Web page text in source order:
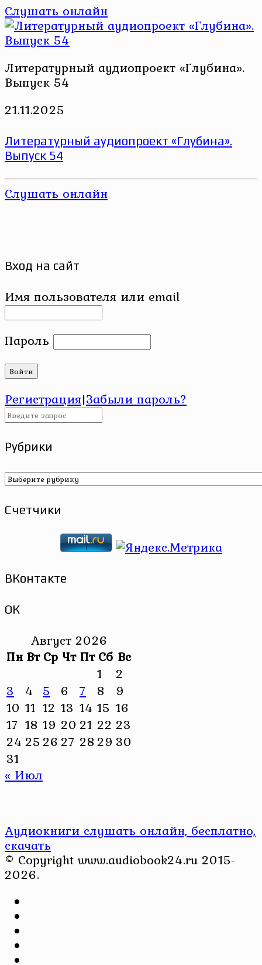
Слушать онлайн
Литературный аудиопроект «Глубина».
Выпуск 54
21.11.2025
Литературный аудиопроект «Глубина».
Выпуск 54
Слушать онлайн
Вход на сайт
Имя пользователя или email
Пароль
Регистрация|Забыли пароль?
Рубрики
Рубрики
Счетчики
ВКонтакте
ОК
Август 2026
Пн Вт Ср Чт Пт Сб Вс
1
2
3
4 5 6 7 8
9
10 11 12 13 14 15 16
17 18 19 20 21 22 23
24 2526 27 2829 30
31
« Июл
Аудиокниги слушать онлайн, бесплатно,
скачать
© Copyright www.audiobook24.ru 2015-
2026.